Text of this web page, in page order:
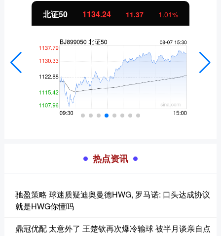
北证50 1134.24 11.37 1.01%
热点资讯
驰盈策略 球迷质疑迪奥曼德HWG, 罗马诺: 口头达成协议
就是HWG你懂吗
鼎冠优配 太意外了 王楚钦再次爆冷输球 被半月谈亲自点